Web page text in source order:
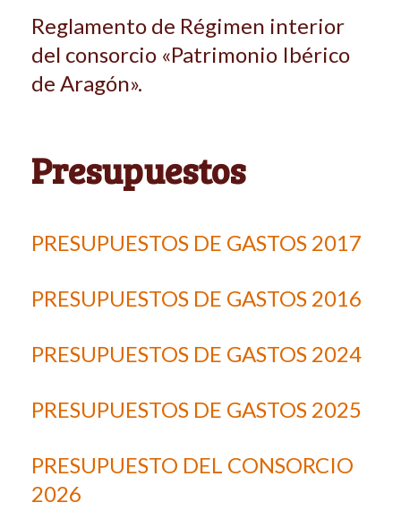
Reglamento de Régimen interior
del consorcio «Patrimonio Ibérico
de Aragón».
Presupuestos
PRESUPUESTOS DE GASTOS 2017
PRESUPUESTOS DE GASTOS 2016
PRESUPUESTOS DE GASTOS 2024
PRESUPUESTOS DE GASTOS 2025
PRESUPUESTO DEL CONSORCIO
2026